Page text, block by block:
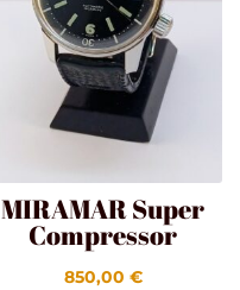
MIRAMAR Super
Compressor
850,00 €